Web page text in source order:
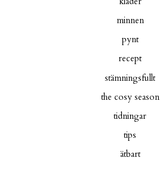
minnen
pynt
recept
stämningsfullt
the cosy season
tidningar
tips
ätbart